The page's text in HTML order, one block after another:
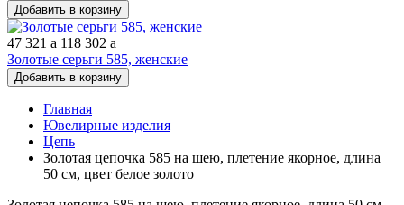
Добавить в корзину
47 321 a 118 302 a
Золотые серьги 585, женские
Добавить в корзину
Главная
Ювелирные изделия
Цепь
Золотая цепочка 585 на шею, плетение якорное, длина
50 см, цвет белое золото